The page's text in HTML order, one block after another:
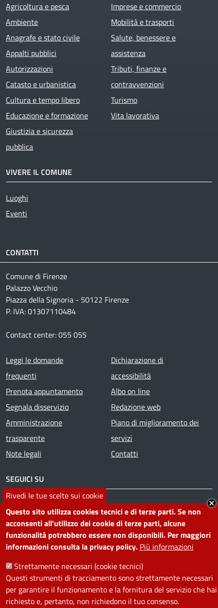
Rivedi le tue scelte sui cookie
Questo sito utilizza cookies tecnici e di terze parti. Se non
acconsenti all'utilizzo dei cookie di terze parti, alcune
funzionalità potrebbero essere non disponibili. Per maggiori
informazioni consulta la privacy policy. Più informazioni
Strettamente necessari (cookie tecnici)
Questi strumenti di tracciamento sono strettamente necessari
per garantire il funzionamento e la fornitura del servizio che hai
richiesto e, pertanto, non richiedono il tuo consenso.
Agricoltura e pesca
Ambiente
Anagrafe e stato civile
Appalti pubblici
Autorizzazioni
Catasto e urbanistica
Cultura e tempo libero
Educazione e formazione
Giustizia e sicurezza
pubblica
Imprese e commercio
Mobilità e trasporti
Salute, benessere e
assistenza
Tributi, finanze e
contravvenzioni
Turismo
Vita lavorativa
VIVERE IL COMUNE
Luoghi
Eventi
CONTATTI
Comune di Firenze
Palazzo Vecchio
Piazza della Signoria - 50122 Firenze
P. IVA: 01307110484
Contact center: 055 055
Footer menu
Leggi le domande
frequenti
Prenota appuntamento
Segnala disservizio
Amministrazione
trasparente
Note legali
Dichiarazione di
accessibilità
Albo on line
Redazione web
Piano di miglioramento dei
servizi
Contatti
SEGUICI SU
Facebook
Instagram
YouTube
Telegram
WhatsApp
TwitterLinkedin
PRIVACY
Useful links section
La Privacy nel Comune
PRIVACY